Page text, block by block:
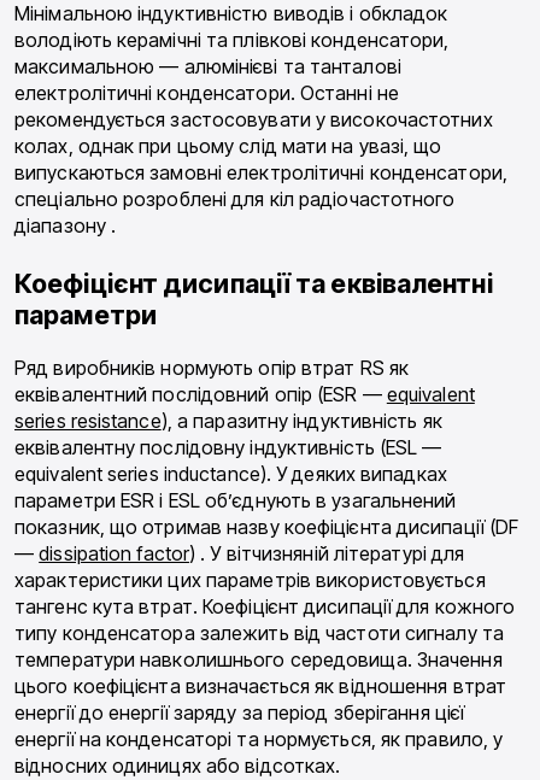
Мінімальною індуктивністю виводів і обкладок
володіють керамічні та плівкові конденсатори,
максимальною — алюмінієві та танталові
електролітичні конденсатори. Останні не
рекомендується застосовувати у високочастотних
колах, однак при цьому слід мати на увазі, що
випускаються замовні електролітичні конденсатори,
спеціально розроблені для кіл радіочастотного
діапазону .
Коефіцієнт дисипації та еквівалентні
параметри
Ряд виробників нормують опір втрат RS як
еквівалентний послідовний опір (ESR — equivalent
series resistance), а паразитну індуктивність як
еквівалентну послідовну індуктивність (ESL —
equivalent series inductance). У деяких випадках
параметри ESR і ESL об’єднують в узагальнений
показник, що отримав назву коефіцієнта дисипації (DF
—dissipation factor) . У вітчизняній літературі для
характеристики цих параметрів використовується
тангенс кута втрат. Коефіцієнт дисипації для кожного
типу конденсатора залежить від частоти сигналу та
температури навколишнього середовища. Значення
цього коефіцієнта визначається як відношення втрат
енергії до енергії заряду за період зберігання цієї
енергії на конденсаторі та нормується, як правило, у
відносних одиницях або відсотках.